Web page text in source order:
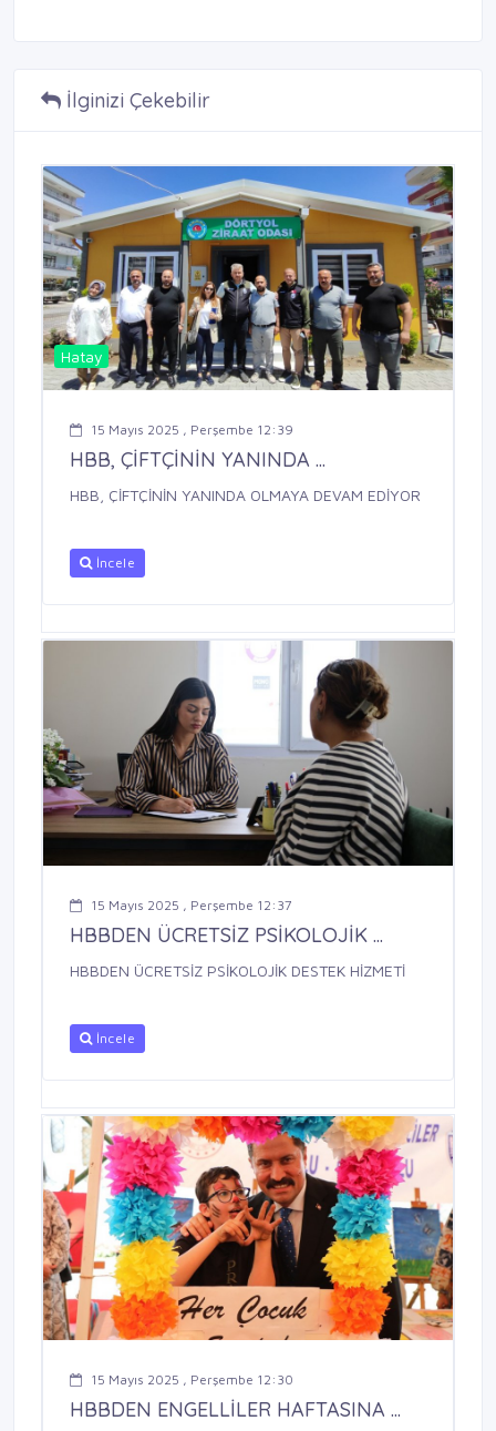
İlginizi Çekebilir
Hatay
15 Mayıs 2025 , Perşembe 12:39
HBB, ÇİFTÇİNİN YANINDA ...
HBB, ÇİFTÇİNİN YANINDA OLMAYA DEVAM EDİYOR
İncele
15 Mayıs 2025 , Perşembe 12:37
HBBDEN ÜCRETSİZ PSİKOLOJİK ...
HBBDEN ÜCRETSİZ PSİKOLOJİK DESTEK HİZMETİ
İncele
15 Mayıs 2025 , Perşembe 12:30
HBBDEN ENGELLİLER HAFTASINA ...